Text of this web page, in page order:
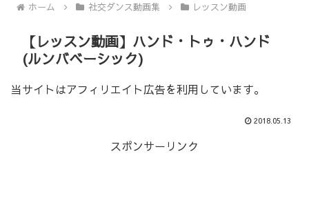
ホーム 社交ダンス動画集 レッスン動画
【レッスン動画】ハンド・トゥ・ハンド
(ルンバベーシック)
当サイトはアフィリエイト広告を利用しています。
2018.05.13
スポンサーリンク